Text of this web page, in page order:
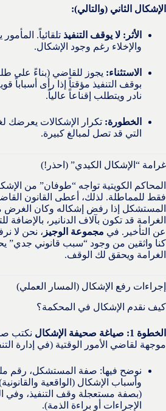
الإشكال الثاني (والتالي):
الأثر: لا يوقف التنفيذ تلقائياً.
والإخلاء رغم وجود الإشكال.
الاستثناء: يجوز للقاضي (بناءً على
بوقف التنفيذ مؤقتاً إذا رأى أسباباً
نادر ويتطلب إقناعاً عالياً.
الخطورة: تكرار الإشكالات يعرضك
التي قد تصل لمبالغ كبيرة.
غرامة “الإشكال الكيدي” (احذر!)
المحاكم الكويتية تواجه “طوفان” من
فقط للمماطلة. لذلك، أعطى القانون
المستشكل إذا رفض إشكاله وكان الغرض
الغرامة قد تكون بآلاف الدنانير، بالإضافة
عن التأخير. في مجموعة الوجيز ، نحن لا
كنا واثقين من وجود “سبب قانوني جدي”
الغرامة ويحقق لك الوقف.
إجراءات رفع الإشكال (المسار العملي)
كيف نقدم الإشكال في المحكمة؟
الخطوة 1: صياغة صحيفة الإشكال
نكتب
موجهة لقاضي الأمور الوقتية (في إدارة
نوضح فيها: صفة المستشكل، رقم
وأسباب الإشكال (الواقعية
(بصفة مستعجلة وقف التنفيذ، وفي
الإجراءات أو براءة الذمة).